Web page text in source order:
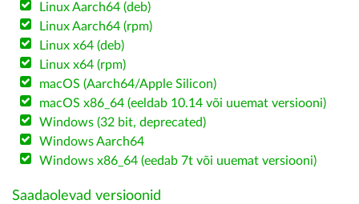
Linux Aarch64 (deb)
Linux Aarch64 (rpm)
Linux x64 (deb)
Linux x64 (rpm)
macOS (Aarch64/Apple Silicon)
macOS x86_64 (eeldab 10.14 või uuemat versiooni)
Windows (32 bit, deprecated)
Windows Aarch64
Windows x86_64 (eedab 7t või uuemat versiooni)
Saadaolevad versioonid